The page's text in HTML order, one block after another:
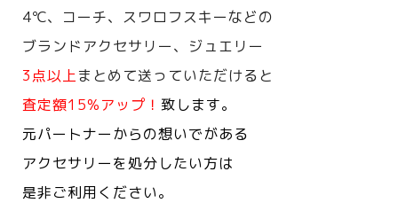
4℃、コーチ、スワロフスキーなどの
ブランドアクセサリー、ジュエリー
3点以上まとめて送っていただけると
査定額15%アップ！ 致します。
元パートナーからの想いでがある
アクセサリーを処分したい方は
是非ご利用ください。